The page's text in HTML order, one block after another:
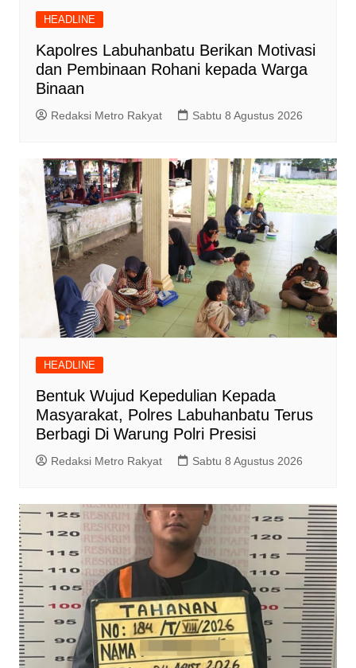
HEADLINE
Kapolres Labuhanbatu Berikan Motivasi
dan Pembinaan Rohani kepada Warga
Binaan
Redaksi Metro Rakyat Sabtu 8 Agustus 2026
HEADLINE
Bentuk Wujud Kepedulian Kepada
Masyarakat, Polres Labuhanbatu Terus
Berbagi Di Warung Polri Presisi
Redaksi Metro Rakyat Sabtu 8 Agustus 2026